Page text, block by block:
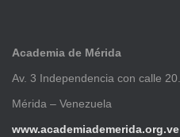
Academia de Mérida
Av. 3 Independencia con calle 20.
Mérida – Venezuela
www.academiademerida.org.ve